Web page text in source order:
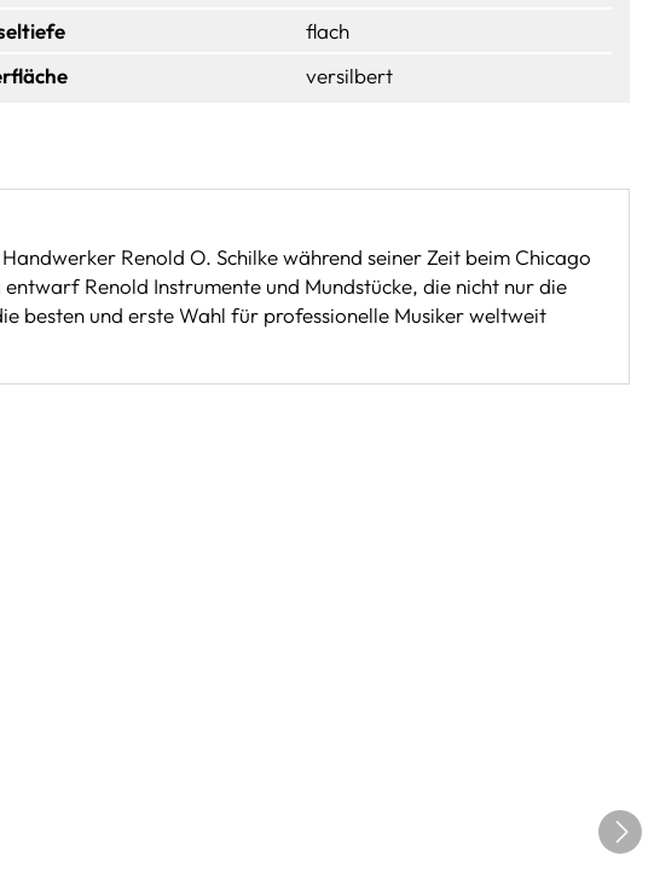
flach
versilbert
Renold O. Schilke während seiner Zeit beim Chicago
Renold Instrumente und Mundstücke, die nicht nur die
besten und erste Wahl für professionelle Musiker weltweit